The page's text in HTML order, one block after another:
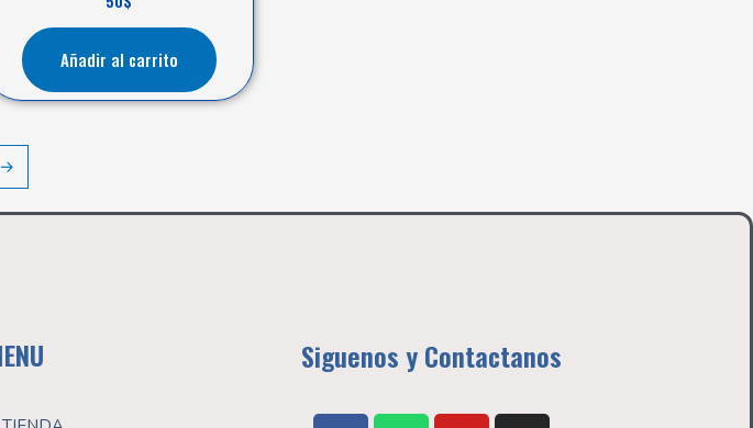
Añadir al carrito
→
Siguenos y Contactanos